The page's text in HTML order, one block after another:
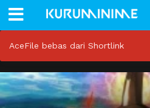
AceFile bebas dari Shortlink